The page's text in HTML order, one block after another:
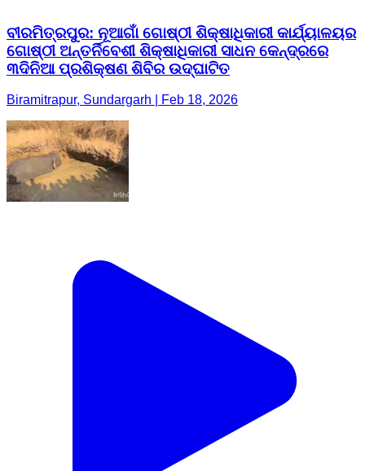
ବୀରମିତ୍ରପୁର: ନୂଆଗାଁ ଗୋଷ୍ଠୀ ଶିକ୍ଷାଧିକାରୀ କାର୍ଯ୍ୟାଳୟର
ଗୋଷ୍ଠୀ ଅନ୍ତର୍ନିବେଶୀ ଶିକ୍ଷାଧିକାରୀ ସାଧନ କେନ୍ଦ୍ରରେ
୩ଦିନିଆ ପ୍ରଶିକ୍ଷଣ ଶିବିର ଉଦ୍ଘାଟିତ
Biramitrapur, Sundargarh | Feb 18, 2026